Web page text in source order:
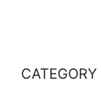
CATEGORY